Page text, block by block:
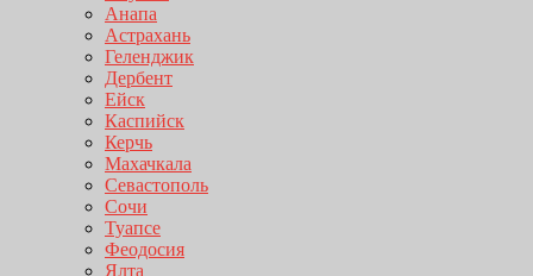
Анапа
Астрахань
Геленджик
Дербент
Ейск
Каспийск
Керчь
Махачкала
Севастополь
Сочи
Туапсе
Феодосия
Ялта